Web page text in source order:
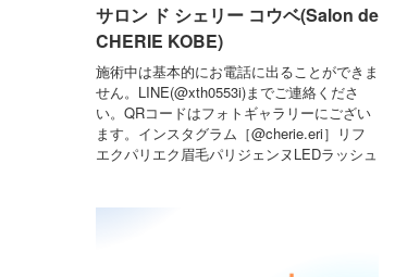
サロン ド シェリー コウベ(Salon de
CHERIE KOBE)
施術中は基本的にお電話に出ることができま
せん。LINE(@xth0553i)までご連絡くださ
い。QRコードはフォトギャラリーにござい
ます。インスタグラム［@cherie.eri］リフ
エクパリエク眉毛パリジェンヌLEDラッシュ